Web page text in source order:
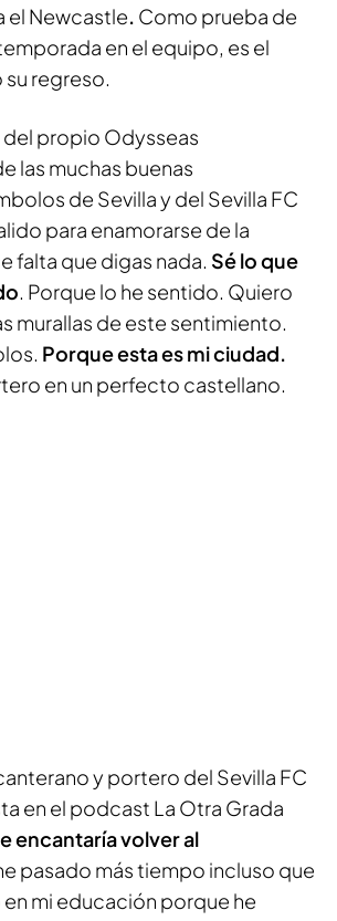
el Newcastle. Como prueba de
en el equipo, es el
regreso.
del propio Odysseas
las muchas buenas
de Sevilla y del Sevilla FC
para enamorarse de la
falta que digas nada. Sé lo que
. Porque lo he sentido. Quiero
murallas de este sentimiento.
Porque esta es mi ciudad.
en un perfecto castellano.
y portero del Sevilla FC
en el podcast La Otra Grada
encantaría volver al
pasado más tiempo incluso que
mi educación porque he